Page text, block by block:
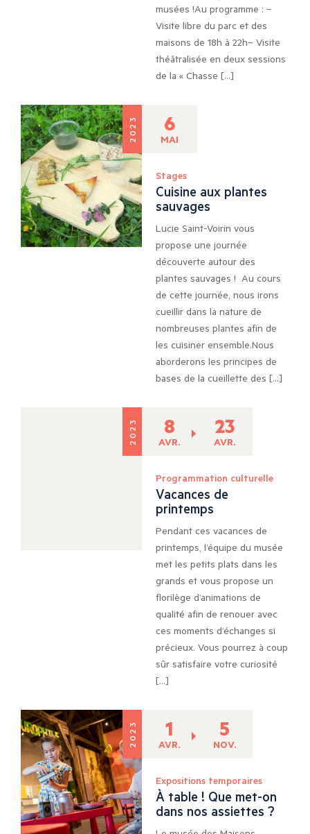
musées !Au programme : –
Visite libre du parc et des
maisons de 18h à 22h– Visite
théâtralisée en deux sessions
de la « Chasse […]
2023 6
MAI
Stages
Cuisine aux plantes
sauvages
Lucie Saint-Voirin vous
propose une journée
découverte autour des
plantes sauvages ! Au cours
de cette journée, nous irons
cueillir dans la nature de
nombreuses plantes afin de
les cuisiner ensemble.Nous
aborderons les principes de
bases de la cueillette des […]
2023 8
AVR.
23
AVR.
Programmation culturelle
Vacances de
printemps
Pendant ces vacances de
printemps, l’équipe du musée
met les petits plats dans les
grands et vous propose un
florilège d’animations de
qualité afin de renouer avec
ces moments d’échanges si
précieux. Vous pourrez à coup
sûr satisfaire votre curiosité
[…]
2023 1
AVR.
5
NOV.
Expositions temporaires
À table ! Que met-on
dans nos assiettes ?